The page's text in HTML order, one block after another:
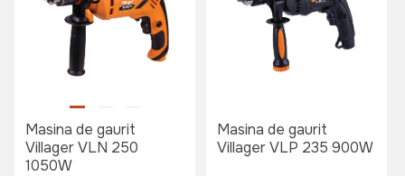
Masina de gaurit
Villager VLN 250
1050W
Masina de gaurit
Villager VLP 235 900W